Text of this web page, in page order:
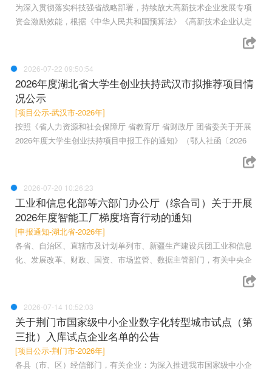
为深入贯彻落实科技强省战略部署，持续放大高新技术企业发展专项
资金激励效能，根据《中华人民共和国预算法》《高新技术企业认定
2026-07-22 09:50:54
2026年度湖北省大学生创业扶持武汉市拟推荐项目情
况公示
[项目公示-武汉市-2026年]
按照《省人力资源和社会保障厅 省教育厅 省财政厅 团省委关于开展
2026年度大学生创业扶持项目申报工作的通知》（鄂人社函〔2026
2026-07-20 10:26:23
工业和信息化部等六部门办公厅（综合司）关于开展
2026年度智能工厂梯度培育行动的通知
[申报通知-湖北省-2026年]
各省、自治区、直辖市及计划单列市、新疆生产建设兵团工业和信息
化、发展改革、财政、国资、市场监管、数据主管部门，有关中央企
2026-07-14 10:52:03
关于荆门市国家级中小企业数字化转型城市试点（第
三批）入库试点企业名单的公告
[项目公示-荆门市-2026年]
各县（市、区）经信部门，有关企业：为深入推进我市国家级中小企